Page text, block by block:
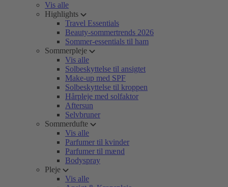
Vis alle
Highlights
Travel Essentials
Beauty-sommertrends 2026
Sommer-essentials til ham
Sommerpleje
Vis alle
Solbeskyttelse til ansigtet
Make-up med SPF
Solbeskyttelse til kroppen
Hårpleje med solfaktor
Aftersun
Selvbruner
Sommerdufte
Vis alle
Parfumer til kvinder
Parfumer til mænd
Bodyspray
Pleje
Vis alle